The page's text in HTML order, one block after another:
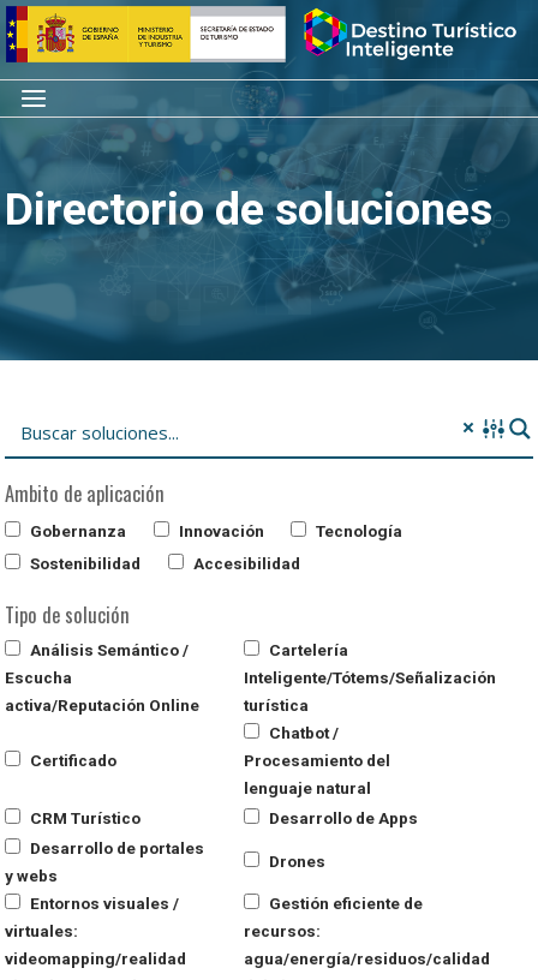
Saltar
al
contenido
Inicio
Menú
Directorio de soluciones
Ambito de aplicación
Gobernanza Innovación
Tecnología
Sostenibilidad
Accesibilidad
Tipo de solución
Análisis Semántico /
Escucha
activa/Reputación Online
Cartelería
Inteligente/Tótems/Señalización
turística
Certificado
Chatbot /
Procesamiento del
lenguaje natural
CRM Turístico
Desarrollo de Apps
Desarrollo de portales
y webs
Drones
Entornos visuales /
virtuales:
videomapping/realidad
Gestión eficiente de
recursos:
agua/energía/residuos/calidad